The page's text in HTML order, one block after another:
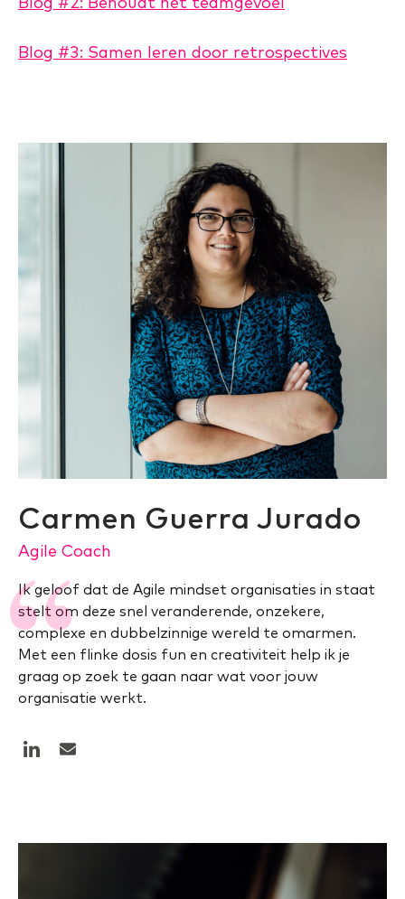
Blog #3: Samen leren door retrospectives
Carmen Guerra Jurado
Agile Coach
Ik geloof dat de Agile mindset organisaties in staat
stelt om deze snel veranderende, onzekere,
complexe en dubbelzinnige wereld te omarmen.
Met een flinke dosis fun en creativiteit help ik je
graag op zoek te gaan naar wat voor jouw
organisatie werkt.